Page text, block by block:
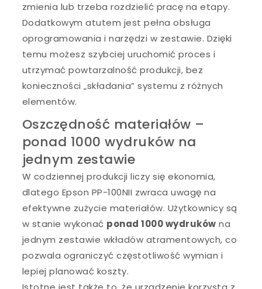
zmienia lub trzeba rozdzielić pracę na etapy.
Dodatkowym atutem jest pełna obsługa
oprogramowania i narzędzi w zestawie. Dzięki
temu możesz szybciej uruchomić proces i
utrzymać powtarzalność produkcji, bez
konieczności „składania” systemu z różnych
elementów.
Oszczędność materiałów –
ponad 1000 wydruków na
jednym zestawie
W codziennej produkcji liczy się ekonomia,
dlatego Epson PP-100NII zwraca uwagę na
efektywne zużycie materiałów. Użytkownicy są
w stanie wykonać ponad 1000 wydruków na
jednym zestawie wkładów atramentowych, co
pozwala ograniczyć częstotliwość wymian i
lepiej planować koszty.